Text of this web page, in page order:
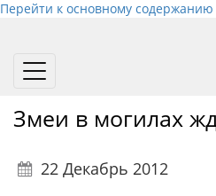
Перейти к основному содержанию
Toggle
Змеи в могилах
22 Декабрь 2012